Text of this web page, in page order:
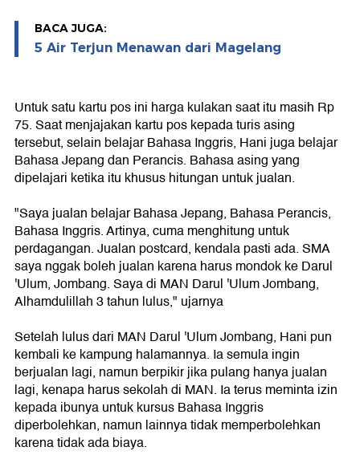
BACA JUGA:
5 Air Terjun Menawan dari Magelang
Untuk satu kartu pos ini harga kulakan saat itu masih Rp
75. Saat menjajakan kartu pos kepada turis asing
tersebut, selain belajar Bahasa Inggris, Hani juga belajar
Bahasa Jepang dan Perancis. Bahasa asing yang
dipelajari ketika itu khusus hitungan untuk jualan.
"Saya jualan belajar Bahasa Jepang, Bahasa Perancis,
Bahasa Inggris. Artinya, cuma menghitung untuk
perdagangan. Jualan postcard, kendala pasti ada. SMA
saya nggak boleh jualan karena harus mondok ke Darul
'Ulum, Jombang. Saya di MAN Darul 'Ulum Jombang,
Alhamdulillah 3 tahun lulus," ujarnya
Setelah lulus dari MAN Darul 'Ulum Jombang, Hani pun
kembali ke kampung halamannya. Ia semula ingin
berjualan lagi, namun berpikir jika pulang hanya jualan
lagi, kenapa harus sekolah di MAN. Ia terus meminta izin
kepada ibunya untuk kursus Bahasa Inggris
diperbolehkan, namun lainnya tidak memperbolehkan
karena tidak ada biaya.